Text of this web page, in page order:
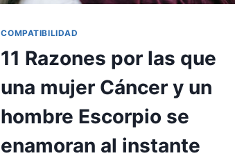
COMPATIBILIDAD
11 Razones por las que
una mujer Cáncer y un
hombre Escorpio se
enamoran al instante